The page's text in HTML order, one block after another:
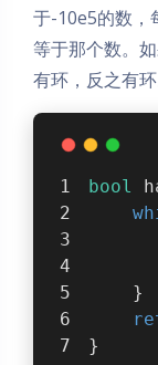
于-10e5的数，
等于那个数。
有环，反之有环
bool
    }
}